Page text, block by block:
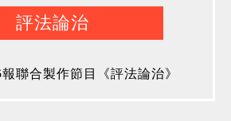
評法論治
聯合製作節目《評法論治》